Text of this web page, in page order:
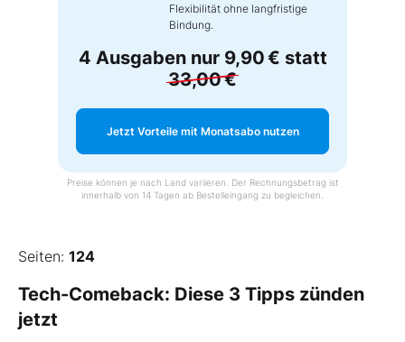
Flexibilität ohne langfristige
Bindung.
4 Ausgaben nur 9,90 € statt
33,00 €
Jetzt Vorteile mit Monatsabo nutzen
Preise können je nach Land variieren. Der Rechnungsbetrag ist
innerhalb von 14 Tagen ab Bestelleingang zu begleichen.
Seiten: 124
Tech-Comeback: Diese 3 Tipps zünden
jetzt